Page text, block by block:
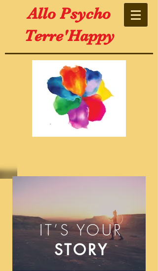
Allo Psycho
Terre'Happy
IT’S YOUR
STORY